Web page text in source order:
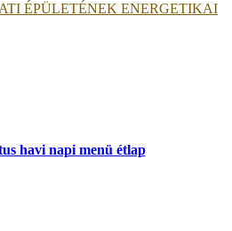
ÉPÜLETÉNEK ENERGETIKAI
havi napi menü étlap